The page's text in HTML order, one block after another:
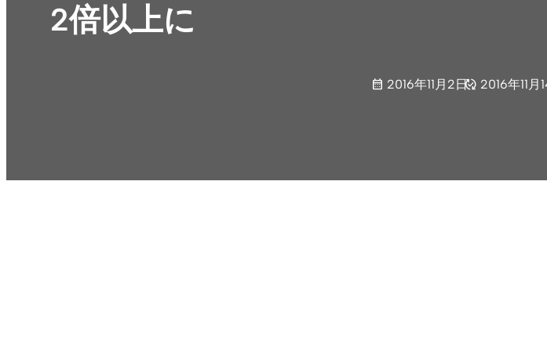
2倍以上に
2016年11月2日 2016年11月